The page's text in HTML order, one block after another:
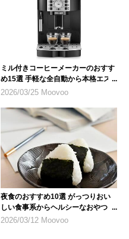
ミル付きコーヒーメーカーのおすす
め15選 手軽な全自動から本格エス
プレッソまで
2026/03/25 Moovoo
夜食のおすすめ10選 がっつりおい
しい食事系からヘルシーなおやつま
で
2026/03/12 Moovoo